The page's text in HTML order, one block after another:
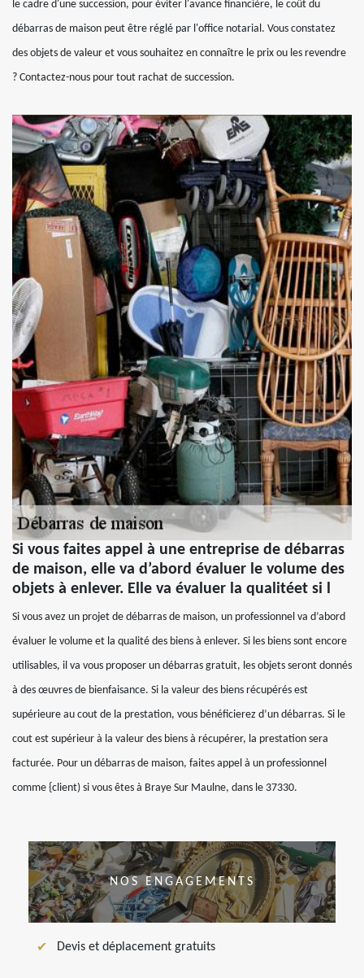
le cadre d'une succession, pour éviter l'avance financière, le coût du
débarras de maison peut être réglé par l'office notarial. Vous constatez
des objets de valeur et vous souhaitez en connaître le prix ou les revendre
? Contactez-nous pour tout rachat de succession.
Si vous faites appel à une entreprise de débarras
de maison, elle va d’abord évaluer le volume des
objets à enlever. Elle va évaluer la qualitéet si l
Si vous avez un projet de débarras de maison, un professionnel va d’abord
évaluer le volume et la qualité des biens à enlever. Si les biens sont encore
utilisables, il va vous proposer un débarras gratuit, les objets seront donnés
à des œuvres de bienfaisance. Si la valeur des biens récupérés est
supérieure au cout de la prestation, vous bénéficierez d’un débarras. Si le
cout est supérieur à la valeur des biens à récupérer, la prestation sera
facturée. Pour un débarras de maison, faites appel à un professionnel
comme {client) si vous êtes à Braye Sur Maulne, dans le 37330.
NOS ENGAGEMENTS
Devis et déplacement gratuits